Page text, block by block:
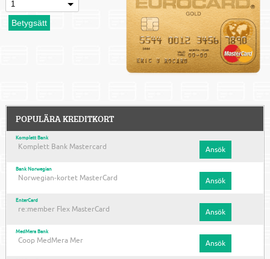
POPULÄRA KREDITKORT
Komplett Bank
Komplett Bank Mastercard Ansök
Bank Norwegian
Norwegian-kortet MasterCard Ansök
EnterCard
re:member Flex MasterCard Ansök
MedMera Bank
Coop MedMera Mer Ansök